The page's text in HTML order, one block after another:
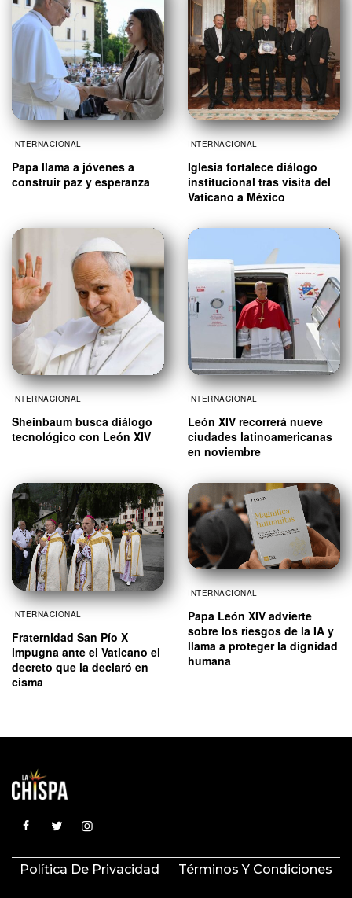
INTERNACIONAL
Papa llama a jóvenes a
construir paz y esperanza
INTERNACIONAL
Iglesia fortalece diálogo
institucional tras visita del
Vaticano a México
INTERNACIONAL
Sheinbaum busca diálogo
tecnológico con León XIV
INTERNACIONAL
León XIV recorrerá nueve
ciudades latinoamericanas
en noviembre
INTERNACIONAL
Fraternidad San Pío X
impugna ante el Vaticano el
decreto que la declaró en
cisma
INTERNACIONAL
Papa León XIV advierte
sobre los riesgos de la IA y
llama a proteger la dignidad
humana
Política De Privacidad Términos Y Condiciones